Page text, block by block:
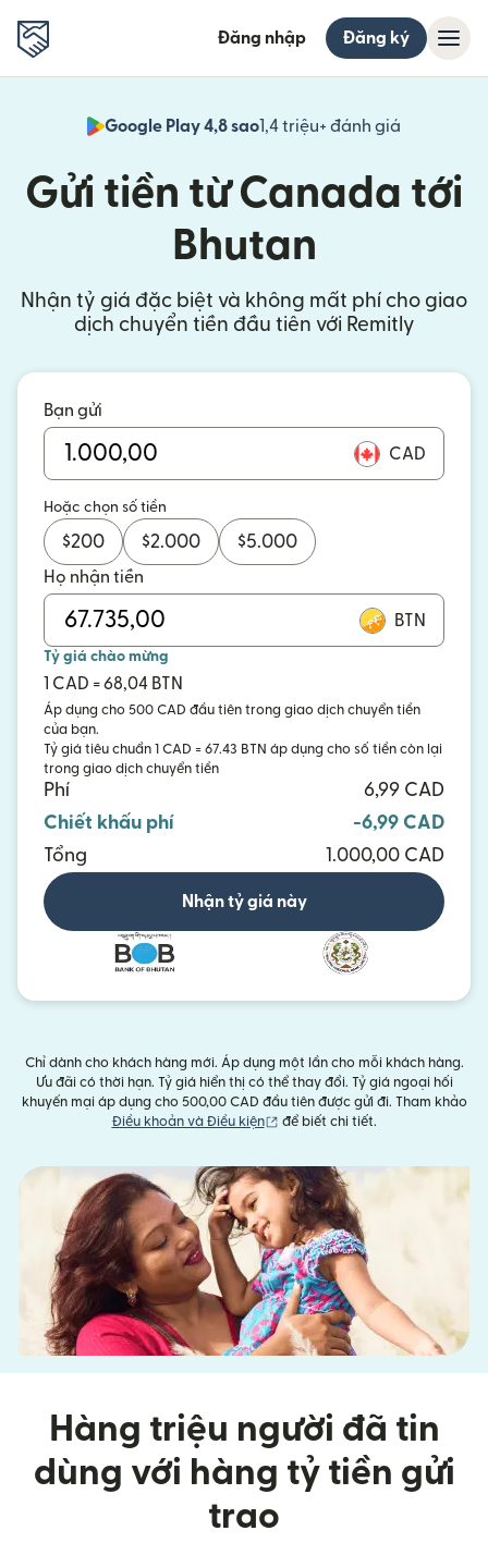
Đăng nhập Đăng ký
Google Play 4,8 sao1,4 triệu+ đánh giá
Gửi tiền từ Canada tới
Bhutan
Nhận tỷ giá đặc biệt và không mất phí cho giao
dịch chuyển tiền đầu tiên với Remitly
Bạn gửi
CAD
Hoặc chọn số tiền
$200 $2.000 $5.000
Họ nhận tiền
BTN
Tỷ giá chào mừng
1 CAD = 68,04 BTN
Áp dụng cho 500 CAD đầu tiên trong giao dịch chuyển tiền
của bạn.
Tỷ giá tiêu chuẩn 1 CAD = 67.43 BTN áp dụng cho số tiền còn lại
trong giao dịch chuyển tiền
Phí
6,99 CAD
Chiết khấu phí
-6,99 CAD
Tổng
1.000,00 CAD
Nhận tỷ giá này
Chỉ dành cho khách hàng mới. Áp dụng một lần cho mỗi khách hàng.
Ưu đãi có thời hạn. Tỷ giá hiển thị có thể thay đổi. Tỷ giá ngoại hối
khuyến mại áp dụng cho 500,00 CAD đầu tiên được gửi đi. Tham khảo
Điều khoản và Điều kiện
(mở trong cửa sổ mới)
để biết chi tiết.
Hàng triệu người đã tin
dùng với hàng tỷ tiền gửi
trao